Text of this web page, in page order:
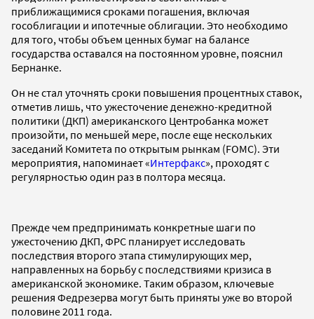
приближащимися сроками погашения, включая
гособлигации и ипотечные облигации. Это необходимо
для того, чтобы объем ценных бумаг на балансе
государства оставался на постоянном уровне, пояснил
Бернанке.
Он не стал уточнять сроки повышения процентных ставок,
отметив лишь, что ужесточение денежно-кредитной
политики (ДКП) американского Центробанка может
произойти, по меньшей мере, после еще нескольких
заседаний Комитета по открытым рынкам (FOMC). Эти
мероприятия, напоминает «Интерфакс», проходят с
регулярностью один раз в полтора месяца.
Прежде чем предпринимать конкретные шаги по
ужесточению ДКП, ФРС планирует исследовать
последствия второго этапа стимулирующих мер,
направленных на борьбу с последствиями кризиса в
американской экономике. Таким образом, ключевые
решения Федрезерва могут быть приняты уже во второй
половине 2011 года.